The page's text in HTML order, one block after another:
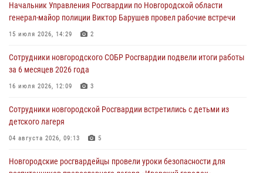
центре подготовки личного состава Росгвардии.
30 июля 2026, 16:00 1
разрешительной работы Росгвардии провели телефонную «горячую
линию»
30 июля 2026, 14:36 1
Новгородские росгвардейцы рассказали о службе детям из летнего
лагеря «Волынь»
30 июля 2026, 08:40 5
Начальник Управления Росгвардии по Новгородской области
генерал-майор полиции Виктор Барушев провел рабочие встречи
15 июля 2026, 14:29 2
Сотрудники новгородского СОБР Росгвардии подвели итоги работы
за 6 месяцев 2026 года
16 июля 2026, 12:09 3
Сотрудники новгородской Росгвардии встретились с детьми из
детского лагеря
04 августа 2026, 09:13 5
Новгородские росгвардейцы провели уроки безопасности для